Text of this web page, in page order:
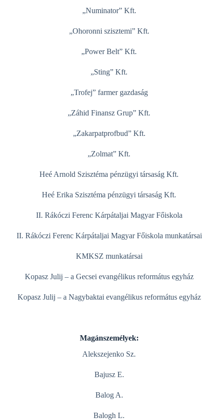
„Numinator” Kft.
„Ohoronni szisztemi” Kft.
„Power Belt” Kft.
„Sting” Kft.
„Trofej” farmer gazdaság
„Záhid Finansz Grup” Kft.
„Zakarpatprofbud” Kft.
„Zolmat” Kft.
Heé Arnold Szisztéma pénzügyi társaság Kft.
Heé Erika Szisztéma pénzügyi társaság Kft.
II. Rákóczi Ferenc Kárpátaljai Magyar Főiskola
II. Rákóczi Ferenc Kárpátaljai Magyar Főiskola munkatársai
KMKSZ munkatársai
Kopasz Julij – a Gecsei evangélikus református egyház
Kopasz Julij – a Nagybaktai evangélikus református egyház
Magánszemélyek:
Alekszejenko Sz.
Bajusz E.
Balog A.
Balogh L.